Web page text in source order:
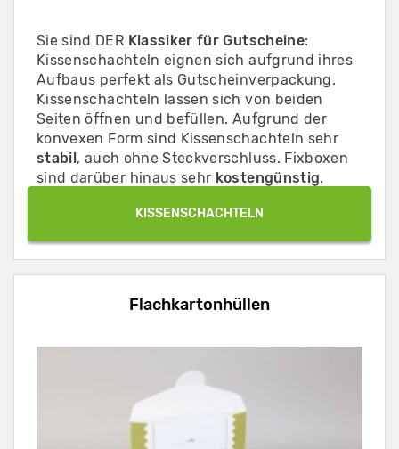
Sie sind DER Klassiker für Gutscheine:
Kissenschachteln eignen sich aufgrund ihres
Aufbaus perfekt als Gutscheinverpackung.
Kissenschachteln lassen sich von beiden
Seiten öffnen und befüllen. Aufgrund der
konvexen Form sind Kissenschachteln sehr
stabil, auch ohne Steckverschluss. Fixboxen
sind darüber hinaus sehr kostengünstig.
KISSENSCHACHTELN
Flachkartonhüllen